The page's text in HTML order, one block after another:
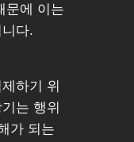
문에 이는
다.
하기 위
는 행위
가 되는